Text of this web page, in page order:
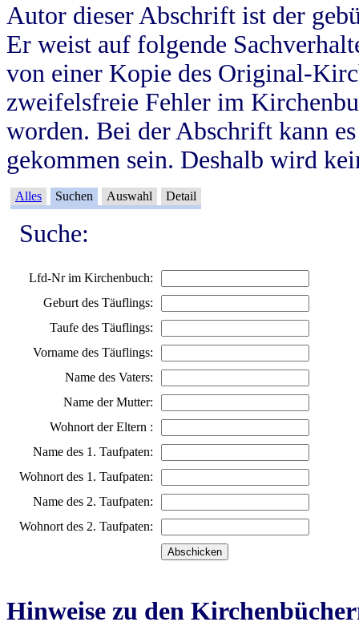
Autor dieser Abschrift ist der
Er weist auf folgende
von einer Kopie des Original-
zweifelsfreie Fehler im
worden. Bei der Abschrift kann
gekommen sein. Deshalb wird
Alles Suchen Auswahl Detail
Suche:
Lfd-Nr im Kirchenbuch:
Geburt des Täuflings:
Taufe des Täuflings:
Vorname des Täuflings:
Name des Vaters:
Name der Mutter:
Wohnort der Eltern :
Name des 1. Taufpaten:
Wohnort des 1. Taufpaten:
Name des 2. Taufpaten:
Wohnort des 2. Taufpaten:
Hinweise zu den